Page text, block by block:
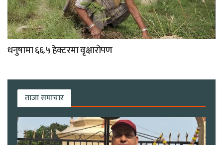
धनुषामा ६६.५ हेक्टरमा वृक्षारोपण
ताजा समाचार